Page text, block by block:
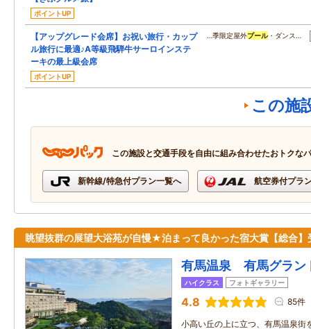
ポイントUP
【アップグレード会席】お祝い旅行・カップ
ル旅行に最適♪A等級飛騨牛サーロインステ
ーキの最上級会席
ポイントUP
…季限定屋外プール・ダンス…
この施
この施設と交通手段を自由に組み合わせたおトクな
新幹線/特急付プラン一覧へ 航空券付プラ
眺望抜群の展望大浴苑が自慢★泊まって良かった宿大賞【総合】
有馬温泉 有馬グラン
ハイクラス フォトギャラリー
4.8 85件
小高い丘の上に立つ、有馬温泉街